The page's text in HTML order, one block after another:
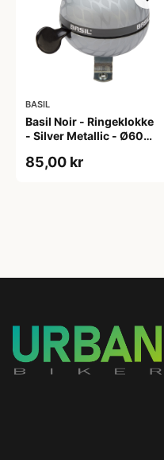
BASIL
Basil Noir - Ringeklokke
- Silver Metallic - Ø60
85,00 kr